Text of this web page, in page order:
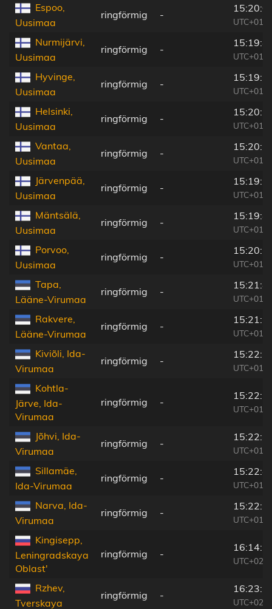
Espoo,
Uusimaa
ringförmig -
Nurmijärvi,
Uusimaa
ringförmig -
Hyvinge,
Uusimaa
ringförmig -
Helsinki,
Uusimaa
ringförmig -
Vantaa,
Uusimaa
ringförmig -
Järvenpää,
Uusimaa
ringförmig -
Mäntsälä,
Uusimaa
ringförmig -
Porvoo,
Uusimaa
ringförmig -
Tapa,
Lääne-Virumaa
ringförmig -
Rakvere,
Lääne-Virumaa
ringförmig -
Kiviõli, Ida-
Virumaa
ringförmig -
Kohtla-
Järve, Ida-
Virumaa
ringförmig -
Jõhvi, Ida-
Virumaa
ringförmig -
Sillamäe,
Ida-Virumaa
ringförmig -
Narva, Ida-
Virumaa
ringförmig -
Kingisepp,
Leningradskaya
Oblast'
ringförmig -
Rzhev,
Tverskaya
ringförmig -